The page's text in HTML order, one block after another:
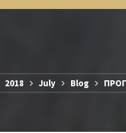
2018 July Blog